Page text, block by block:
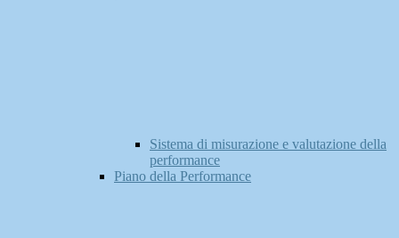
Sistema di misurazione e valutazione della
performance
Piano della Performance